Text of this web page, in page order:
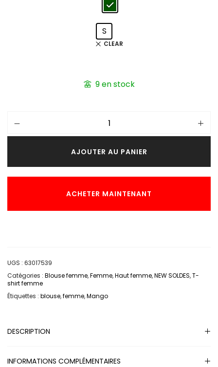
S
CLEAR
9 en stock
AJOUTER AU PANIER
ACHETER MAINTENANT
UGS : 63017539
Catégories : Blouse femme,Femme,Haut femme,NEW SOLDES,T-
shirt femme
Étiquettes : blouse,femme,Mango
DESCRIPTION
INFORMATIONS COMPLÉMENTAIRES